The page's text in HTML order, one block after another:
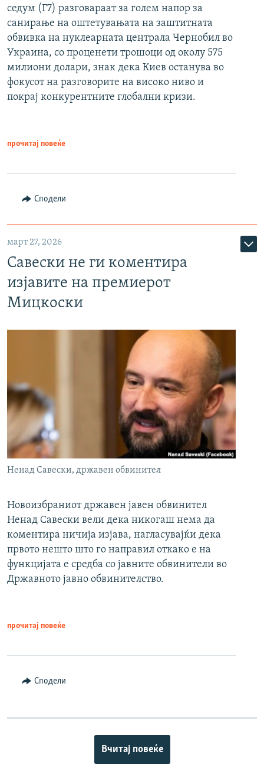
седум (Г7) разговараат за голем напор за
санирање на оштетувањата на заштитната
обвивка на нуклеарната централа Чернобил во
Украина, со проценети трошоци од околу 575
милиони долари, знак дека Киев останува во
фокусот на разговорите на високо ниво и
покрај конкурентните глобални кризи.
прочитај повеќе
Сподели
март 27, 2026
Савески не ги коментира
изјавите на премиерот
Мицкоски
Ненад Савески, државен обвинител
Новоизбраниот државен јавен обвинител
Ненад Савески вели дека никогаш нема да
коментира ничија изјава, нагласувајќи дека
првото нешто што го направил откако е на
функцијата е средба со јавните обвинители во
Државното јавно обвинителство.
прочитај повеќе
Сподели
Вчитај повеќе